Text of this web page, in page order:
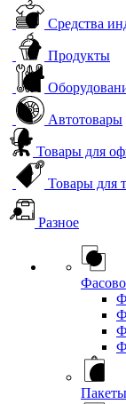
Средства
Продукты
Автотовары
Товары для
Товары для
Разное